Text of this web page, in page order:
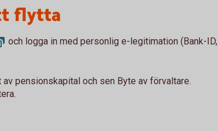
flytta
och logga in med personlig e-legitimation (Bank-ID,
pensionskapital och sen Byte av förvaltare.